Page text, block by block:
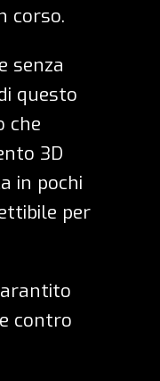
corso.
senza
questo
che
3D
in pochi
per
contro